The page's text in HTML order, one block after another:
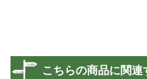
こちらの商品に関